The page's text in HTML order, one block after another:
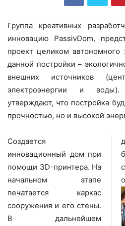
Группа креативных
инновацию PassivDom,
проект целиком
данной постройки –
внешних источников
электроэнергии и воды).
утверждают, что постройка
прочностью, но и высокой
Создается
инновационный дом при
помощи 3D-принтера. На
начальном этапе
печатается каркас
сооружения и его стены.
В дальнейшем
декор комнат, установка
бытовых приборов и
специального